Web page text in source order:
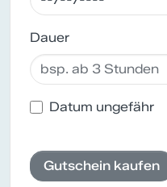
Dauer
Datum ungefähr
Gutschein kaufen